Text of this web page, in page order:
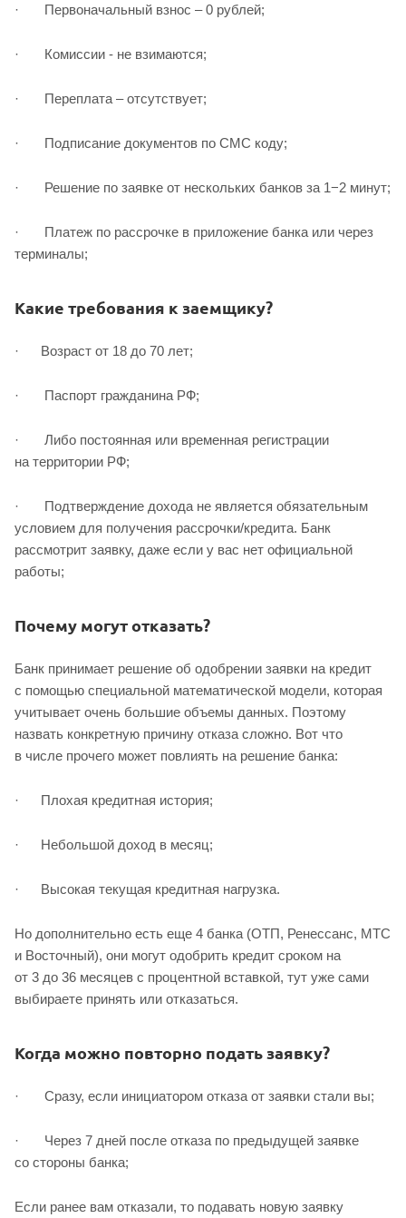
· Первоначальный взнос – 0 рублей;
· Комиссии - не взимаются;
· Переплата – отсутствует;
· Подписание документов по СМС коду;
· Решение по заявке от нескольких банков за 1−2 минут;
· Платеж по рассрочке в приложение банка или через
терминалы;
Какие требования к заемщику?
· Возраст от 18 до 70 лет;
· Паспорт гражданина РФ;
· Либо постоянная или временная регистрации
на территории РФ;
· Подтверждение дохода не является обязательным
условием для получения рассрочки/кредита. Банк
рассмотрит заявку, даже если у вас нет официальной
работы;
Почему могут отказать?
Банк принимает решение об одобрении заявки на кредит
с помощью специальной математической модели, которая
учитывает очень большие объемы данных. Поэтому
назвать конкретную причину отказа сложно. Вот что
в числе прочего может повлиять на решение банка:
· Плохая кредитная история;
· Небольшой доход в месяц;
· Высокая текущая кредитная нагрузка.
Но дополнительно есть еще 4 банка (ОТП, Ренессанс, МТС
и Восточный), они могут одобрить кредит сроком на
от 3 до 36 месяцев с процентной вставкой, тут уже сами
выбираете принять или отказаться.
Когда можно повторно подать заявку?
· Сразу, если инициатором отказа от заявки стали вы;
· Через 7 дней после отказа по предыдущей заявке
со стороны банка;
Если ранее вам отказали, то подавать новую заявку